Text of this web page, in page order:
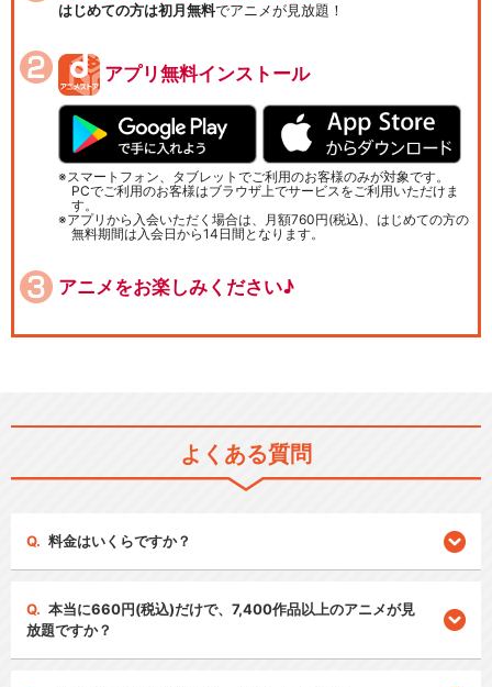
はじめての方は初月無料でアニメが見放題！
アプリ無料インストール
スマートフォン、タブレットでご利用のお客様のみが対象です。
PCでご利用のお客様はブラウザ上でサービスをご利用いただけま
す。
アプリから入会いただく場合は、月額760円(税込)、はじめての方の
無料期間は入会日から14日間となります。
アニメをお楽しみください♪
よくある質問
料金はいくらですか？
本当に660円(税込)だけで、7,400作品以上のアニメが見
放題ですか？